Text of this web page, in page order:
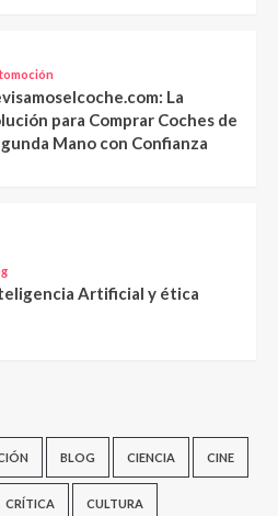
La
para Comprar Coches de
Mano con Confianza
Artificial y ética
BLOG CIENCIA CINE
CRÍTICA CULTURA